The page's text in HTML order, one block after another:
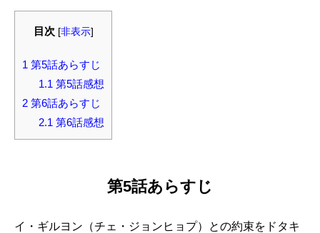
目次 [非表示]
1 第5話あらすじ
1.1 第5話感想
2 第6話あらすじ
2.1 第6話感想
第5話あらすじ
イ・ギルヨン（チェ・ジョンヒョプ）との約束をドタキ